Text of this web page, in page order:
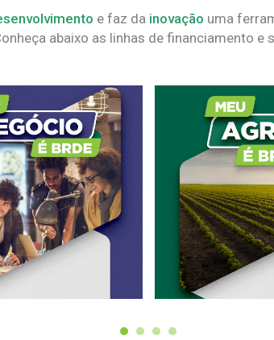
e faz da inovação uma
abaixo as linhas de financiamento e